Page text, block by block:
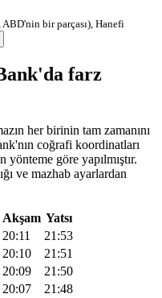
bir parçası), Hanefi
farz
her birinin tam zamanını
coğrafi koordinatları
göre yapılmıştır.
ve mazhab ayarlardan
Akşam Yatsı
20:11
21:53
20:10
21:51
20:09
21:50
20:07
21:48